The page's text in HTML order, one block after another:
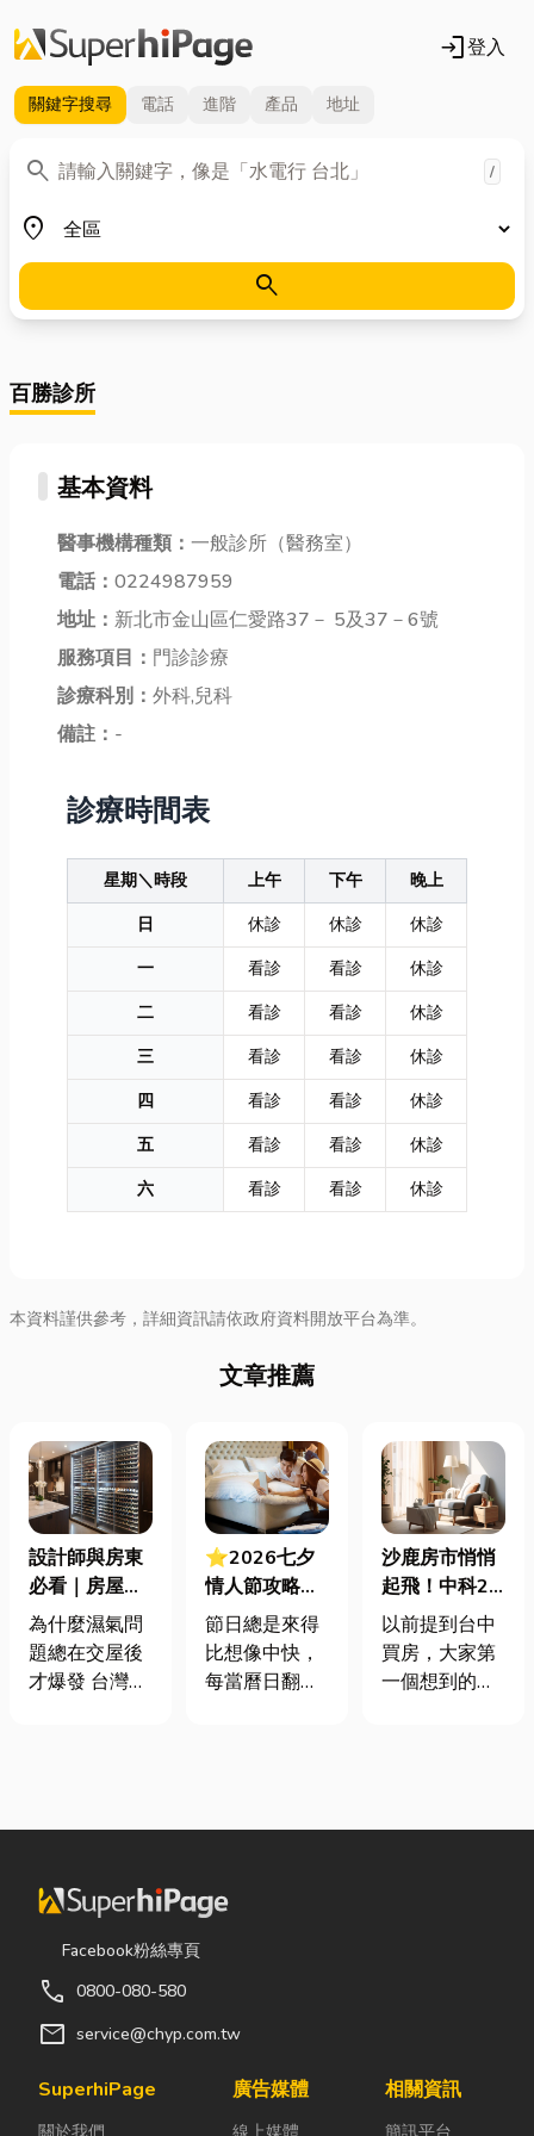
login登入
關鍵字搜尋 電話 進階 產品 地址
search
關鍵字 /
place
地區
search
百勝診所
基本資料
醫事機構種類： 一般診所（醫務室）
電話： 0224987959
地址： 新北市金山區仁愛路37－ 5及37－6號
服務項目： 門診診療
診療科別： 外科,兒科
備註： -
診療時間表
星期＼時段 上午 下午
晚上
日
休診 休診
休診
一
看診 看診
休診
二
看診 看診
休診
三
看診 看診
休診
四
看診 看診
休診
五
看診 看診
休診
六
看診 看診 休診
本資料謹供參考，詳細資訊請依政府資料開放平台為準。
文章推薦
設計師與房東
必看｜房屋濕
氣重怎麼辦？
全屋除濕機＋
全熱交換器整
為什麼濕氣問
題總在交屋後
才爆發 台灣氣
同步規劃空氣
濕氣會躲進看
不到的地方持
續發酵。常見
更衣間、衣帽
間： 精品包、
藏最怕潮濕，
⭐2026七夕
情人節攻略！
七夕送什麼不
踩雷？限定甜
點哪裡買？台
節日總是來得
比想像中快，
每當曆日翻到
候？」、「七
麼？」。相較
色彩與儀式
著生活節奏加
沙鹿房市悄悄
起飛！中科2
期＋台積電效
應發酵，現在
很多人開始看
以前提到台中
買房，大家第
一個想到的大
度越來越高
通變方便，生
Facebook粉絲專頁
call 0800-080-580
mail service@chyp.com.tw
SuperhiPage
關於我們
廣告媒體
線上媒體
相關資訊
簡訊平台